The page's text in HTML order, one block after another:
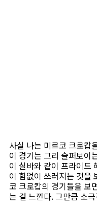
사실 나는 미르코 크로캅
이 경기는 그리 슬퍼보이
이 실바와 같이 프라이드
이 힘없이 쓰러지는 것을
코 크로캅의 경기들을 보
는 걸 느낀다. 그만큼 소